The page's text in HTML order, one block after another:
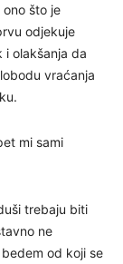
što je
odjekuje
i olakšanja da
vraćanja
mi sami
trebaju biti
ne
od koji se